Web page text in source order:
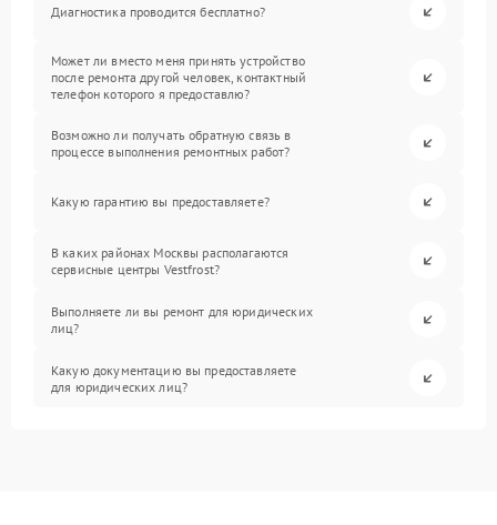
Диагностика проводится бесплатно?
Может ли вместо меня принять устройство
после ремонта другой человек, контактный
телефон которого я предоставлю?
Возможно ли получать обратную связь в
процессе выполнения ремонтных работ?
Какую гарантию вы предоставляете?
В каких районах Москвы располагаются
сервисные центры Vestfrost?
Выполняете ли вы ремонт для юридических
лиц?
Какую документацию вы предоставляете
для юридических лиц?